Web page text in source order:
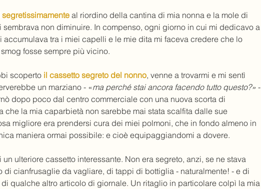
al riordino della cantina di mia nonna e la mole di
non diminuire. In compenso, ogni giorno in cui mi dedicavo a
accumulava tra i miei capelli e le mie dita mi faceva credere che lo
fosse sempre più vicino.
scoperto il cassetto segreto del nonno, venne a trovarmi e mi sentì
un marziano - «ma perché stai ancora facendo tutto questo?» -
dopo poco dal centro commerciale con una nuova scorta di
che la mia caparbietà non sarebbe mai stata scalfita dalle sue
migliore era prendersi cura dei miei polmoni, che in fondo almeno in
maniera ormai possibile: e cioè equipaggiandomi a dovere.
ulteriore cassetto interessante. Non era segreto, anzi, se ne stava
di cianfrusaglie da vagliare, di tappi di bottiglia - naturalmente! - e di
qualche altro articolo di giornale. Un ritaglio in particolare colpì la mia